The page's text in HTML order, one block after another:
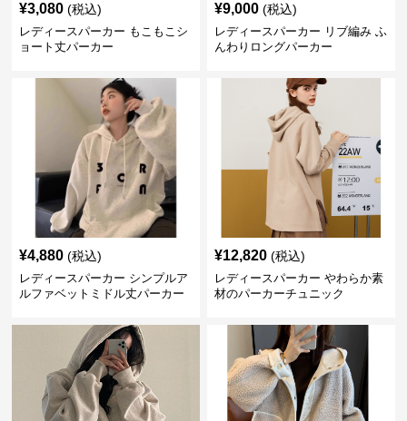
¥3,080 (税込)
レディースパーカー もこもこシ
ョート丈パーカー
¥9,000 (税込)
レディースパーカー リブ編み ふ
んわりロングパーカー
¥4,880 (税込)
レディースパーカー シンプルア
ルファベットミドル丈パーカー
¥12,820 (税込)
レディースパーカー やわらか素
材のパーカーチュニック